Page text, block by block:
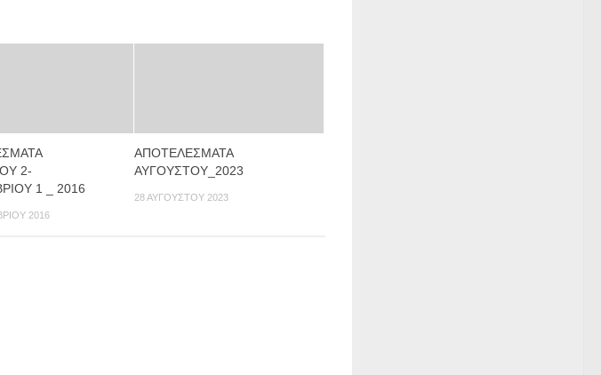
2-
1 _ 2016
2016
ΑΠΟΤΕΛΕΣΜΑΤΑ
ΑΥΓΟΥΣΤΟΥ_2023
28 ΑΥΓΟΎΣΤΟΥ 2023